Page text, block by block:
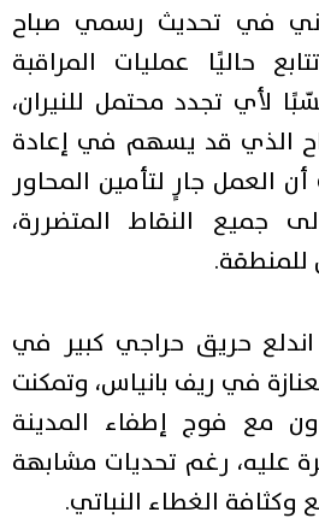
في تحديث رسمي صباح
حاليًا عمليات المراقبة
لأي تجدد محتمل للنيران،
الذي قد يسهم في إعادة
العمل جارٍ لتأمين المحاور
جميع النقاط المتضررة،
حريق حراجي كبير في
في ريف بانياس، وتمكنت
مع فوج إطفاء المدينة
عليه، رغم تحديات مشابهة
الغطاء النباتي.